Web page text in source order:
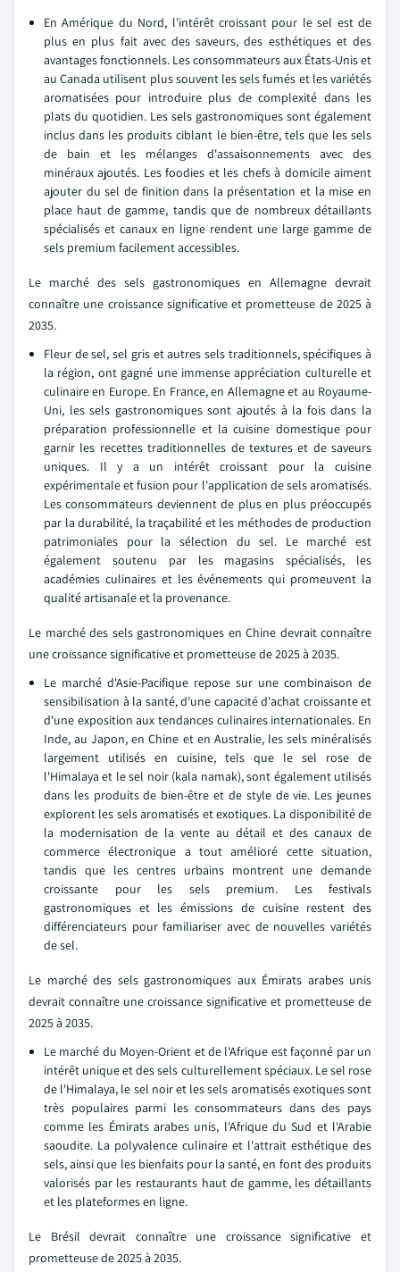
En Amérique du Nord, l'intérêt croissant pour le sel est de
plus en plus fait avec des saveurs, des esthétiques et des
avantages fonctionnels. Les consommateurs aux États-Unis et
au Canada utilisent plus souvent les sels fumés et les variétés
aromatisées pour introduire plus de complexité dans les
plats du quotidien. Les sels gastronomiques sont également
inclus dans les produits ciblant le bien-être, tels que les sels
de bain et les mélanges d'assaisonnements avec des
minéraux ajoutés. Les foodies et les chefs à domicile aiment
ajouter du sel de finition dans la présentation et la mise en
place haut de gamme, tandis que de nombreux détaillants
spécialisés et canaux en ligne rendent une large gamme de
sels premium facilement accessibles.
Le marché des sels gastronomiques en Allemagne devrait
connaître une croissance significative et prometteuse de 2025 à
2035.
Fleur de sel, sel gris et autres sels traditionnels, spécifiques à
la région, ont gagné une immense appréciation culturelle et
culinaire en Europe. En France, en Allemagne et au Royaume-
Uni, les sels gastronomiques sont ajoutés à la fois dans la
préparation professionnelle et la cuisine domestique pour
garnir les recettes traditionnelles de textures et de saveurs
uniques. Il y a un intérêt croissant pour la cuisine
expérimentale et fusion pour l'application de sels aromatisés.
Les consommateurs deviennent de plus en plus préoccupés
par la durabilité, la traçabilité et les méthodes de production
patrimoniales pour la sélection du sel. Le marché est
également soutenu par les magasins spécialisés, les
académies culinaires et les événements qui promeuvent la
qualité artisanale et la provenance.
Le marché des sels gastronomiques en Chine devrait connaître
une croissance significative et prometteuse de 2025 à 2035.
Le marché d'Asie-Pacifique repose sur une combinaison de
sensibilisation à la santé, d'une capacité d'achat croissante et
d'une exposition aux tendances culinaires internationales. En
Inde, au Japon, en Chine et en Australie, les sels minéralisés
largement utilisés en cuisine, tels que le sel rose de
l'Himalaya et le sel noir (kala namak), sont également utilisés
dans les produits de bien-être et de style de vie. Les jeunes
explorent les sels aromatisés et exotiques. La disponibilité de
la modernisation de la vente au détail et des canaux de
commerce électronique a tout amélioré cette situation,
tandis que les centres urbains montrent une demande
croissante pour les sels premium. Les festivals
gastronomiques et les émissions de cuisine restent des
différenciateurs pour familiariser avec de nouvelles variétés
de sel.
Le marché des sels gastronomiques aux Émirats arabes unis
devrait connaître une croissance significative et prometteuse de
2025 à 2035.
Le marché du Moyen-Orient et de l'Afrique est façonné par un
intérêt unique et des sels culturellement spéciaux. Le sel rose
de l'Himalaya, le sel noir et les sels aromatisés exotiques sont
très populaires parmi les consommateurs dans des pays
comme les Émirats arabes unis, l'Afrique du Sud et l'Arabie
saoudite. La polyvalence culinaire et l'attrait esthétique des
sels, ainsi que les bienfaits pour la santé, en font des produits
valorisés par les restaurants haut de gamme, les détaillants
et les plateformes en ligne.
Le Brésil devrait connaître une croissance significative et
prometteuse de 2025 à 2035.